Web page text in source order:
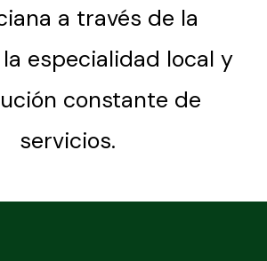
a través de la
especialidad local y
constante de
servicios.